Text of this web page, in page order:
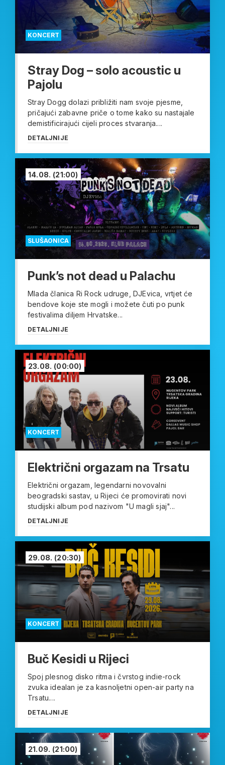
KONCERT
Stray Dog – solo acoustic u
Pajolu
Stray Dogg dolazi približiti nam svoje pjesme,
pričajući zabavne priče o tome kako su nastajale
demistificirajući cijeli proces stvaranja....
DETALJNIJE
SLUŠAONICA
14.08. (21:00)
Punk’s not dead u Palachu
Mlada članica Ri Rock udruge, DJEvica, vrtjet će
bendove koje ste mogli i možete čuti po punk
festivalima diljem Hrvatske...
DETALJNIJE
KONCERT
23.08. (00:00)
Električni orgazam na Trsatu
Električni orgazam, legendarni novovalni
beogradski sastav, u Rijeci će promovirati novi
studijski album pod nazivom "U magli sjaj"...
DETALJNIJE
KONCERT
29.08. (20:30)
Buč Kesidi u Rijeci
Spoj plesnog disko ritma i čvrstog indie-rock
zvuka idealan je za kasnoljetni open-air party na
Trsatu....
DETALJNIJE
21.09. (21:00)